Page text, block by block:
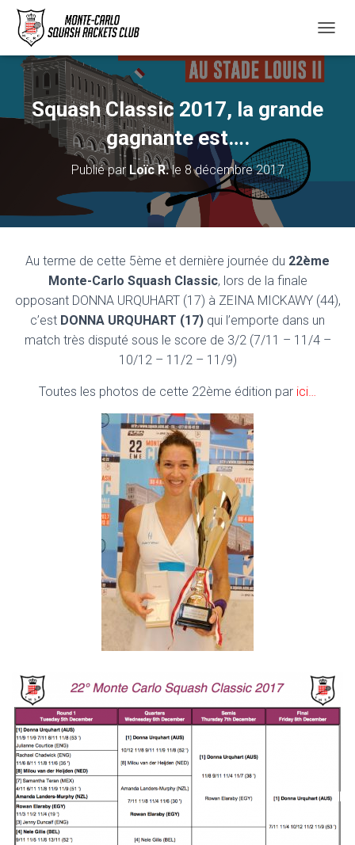
É
T
O
Squash Classic 2017, la grande
gagnante est….
Publié par Loïc R.le 8 décembre 2017
Au terme de cette 5ème et dernière journée du 22ème
Monte-Carlo Squash Classic, lors de la finale
opposant DONNA URQUHART (17) à ZEINA MICKAWY (44),
c’est DONNA URQUHART (17) qui l’emporte dans un
match très disputé sous le score de 3/2 (7/11 – 11/4 –
10/12 – 11/2 – 11/9)
Toutes les photos de cette 22ème édition par ici…